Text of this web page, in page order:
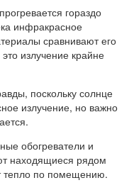
гораздо
инфракрасное
сравнивают его
излучение крайне
поскольку солнце
излучение, но важно
обогреватели и
находящиеся рядом
тепло по помещению.